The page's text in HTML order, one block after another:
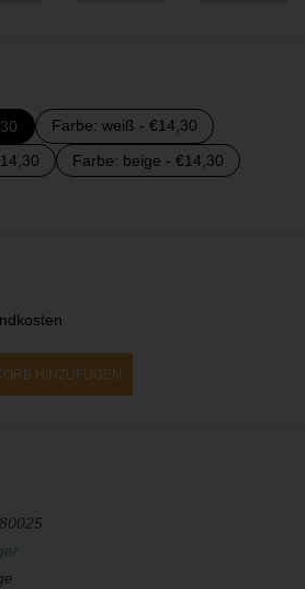
Farbe: weiß - €14,30
Farbe: beige - €14,30
HINZUFÜGEN